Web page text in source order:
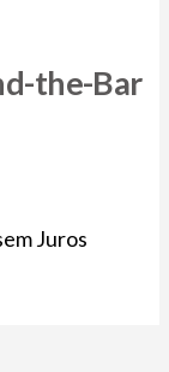
the-Bar
Juros